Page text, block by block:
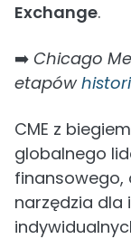
Exchange.
➡️ Chicago
etapów
CME z
globalnego
narzędzia dla